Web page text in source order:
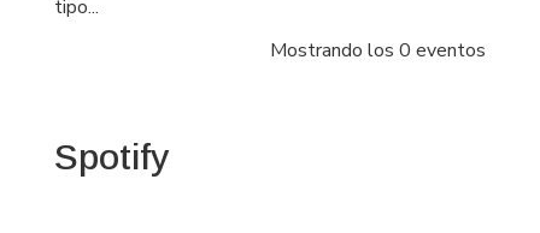
tipo...
Mostrando los 0 eventos
Spotify